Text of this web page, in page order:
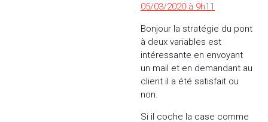
05/03/2020 à 9h11
Bonjour la stratégie du pont
à deux variables est
intéressante en envoyant
un mail et en demandant au
client il a été satisfait ou
non.
Si il coche la case comme